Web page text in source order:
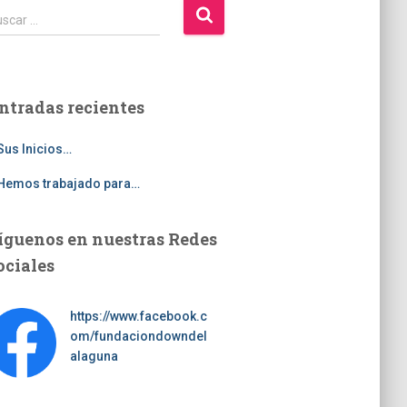
…
recientes
Inicios…
trabajado para…
en nuestras Redes
https://www.facebook.c
om/fundaciondowndel
alaguna